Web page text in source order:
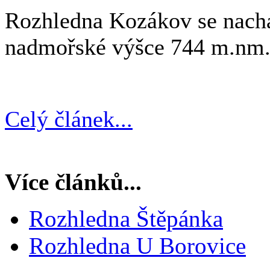
Rozhledna Kozákov se
nadmořské výšce 744 m.nm.
Celý článek...
Více článků...
Rozhledna Štěpánka
Rozhledna U Borovice